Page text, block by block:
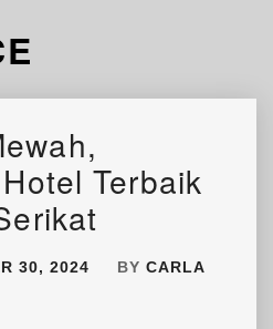
Terbaik
30, 2024 BY CARLA